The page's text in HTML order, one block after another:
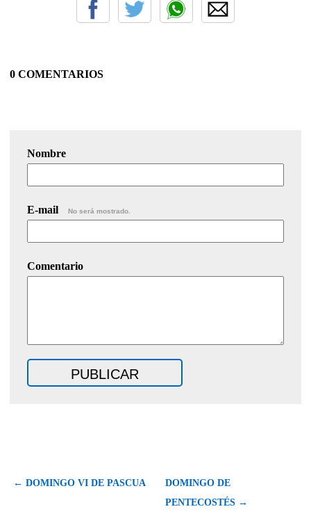
0 COMENTARIOS
Nombre
E-mail No será mostrado.
Comentario
← DOMINGO VI DE PASCUA
DOMINGO DE
PENTECOSTÉS →